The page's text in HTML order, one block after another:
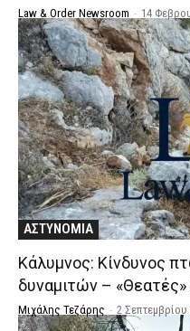
Law & Order Newsroom - 14
ΑΣΤΥΝΟΜΙΑ
Κάλυμνος: Κίνδυνος
δυναμιτών – «Θεατές»
Μιχάλης Τεζάρης - 2 Σεπτεμβρίου